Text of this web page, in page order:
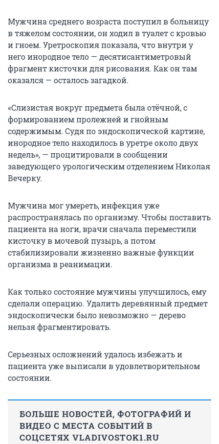
Мужчина среднего возраста поступил в больницу
в тяжелом состоянии, он ходил в туалет с кровью
и гноем. Уретроскопия показала, что внутри у
него инородное тело — десятисантиметровый
фрагмент кисточки для рисования. Как он там
оказался — осталось загадкой.
«Слизистая вокруг предмета была отёчной, с
формированием пролежней и гнойным
содержимым. Судя по эндоскопической картине,
инородное тело находилось в уретре около двух
недель», — процитировали в сообщении
заведующего урологическим отделением Николая
Вечерку.
Мужчина мог умереть, инфекция уже
распространялась по организму. Чтобы поставить
пациента на ноги, врачи сначала переместили
кисточку в мочевой пузырь, а потом
стабилизировали жизненно важные функции
организма в реанимации.
Как только состояние мужчины улучшилось, ему
сделали операцию. Удалить деревянный предмет
эндоскопически было невозможно — дерево
нельзя фрагментировать.
Серьезных осложнений удалось избежать и
пациента уже выписали в удовлетворительном
состоянии.
БОЛЬШЕ НОВОСТЕЙ, ФОТОГРАФИЙ И
ВИДЕО С МЕСТА СОБЫТИЙ В
СОЦСЕТЯХ VLADIVOSTOK1.RU